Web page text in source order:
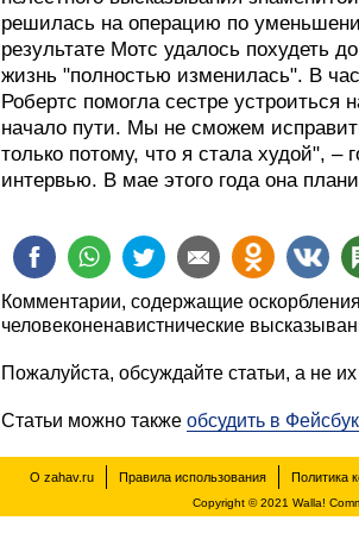
решилась на операцию по
результате Мотс удалось похудеть
жизнь "полностью изменилась". В
Робертс помогла сестре устроиться
начало пути. Мы не сможем
только потому, что я стала худой", –
интервью. В мае этого года она
Комментарии, содержащие
человеконенавистнические
Пожалуйста, обсуждайте статьи, а не
Статьи можно также обсудить в
О zahav.ru Правила использования Политика
Copyright © 2021 Walla!